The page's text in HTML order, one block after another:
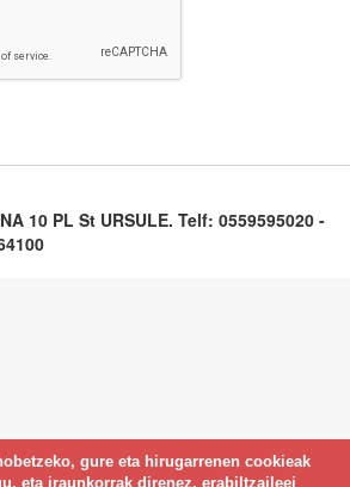
10 PL St URSULE. Telf: 0559595020 -
gure eta hirugarrenen cookieak
eta iraunkorrak direnez, erabiltzaileei